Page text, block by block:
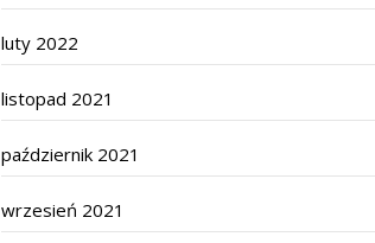
luty 2022
listopad 2021
październik 2021
wrzesień 2021